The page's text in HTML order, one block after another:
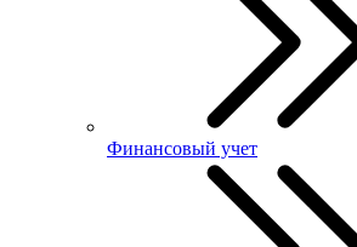
Финансовый учет